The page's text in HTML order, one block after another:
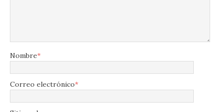
Nombre*
Correo electrónico*